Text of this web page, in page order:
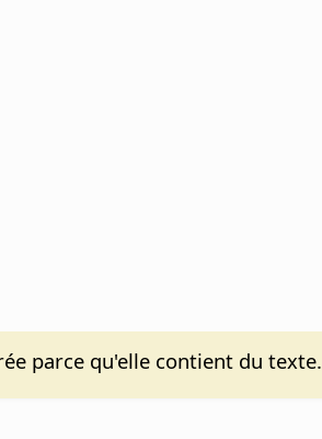
parce qu'elle contient du texte.